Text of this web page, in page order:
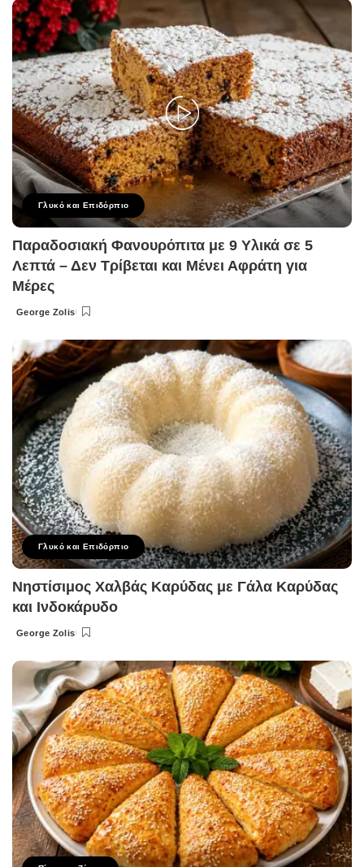
Γλυκό και Επιδόρπιο
Παραδοσιακή Φανουρόπιτα με 9 Υλικά σε 5
Λεπτά – Δεν Τρίβεται και Μένει Αφράτη για
Μέρες
Posted
George Zolis
Γλυκό και Επιδόρπιο
Νηστίσιμος Χαλβάς Καρύδας με Γάλα Καρύδας
και Ινδοκάρυδο
Posted
George Zolis